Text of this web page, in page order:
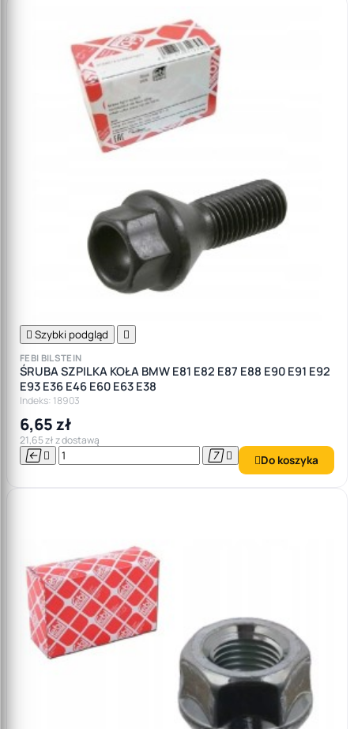
 Szybki podgląd 
FEBI BILSTEIN
ŚRUBA SZPILKA KOŁA BMW E81 E82 E87 E88 E90 E91 E92
E93 E36 E46 E60 E63 E38
Indeks: 18903
6,65 zł
21,65 zł z dostawą
    Do koszyka